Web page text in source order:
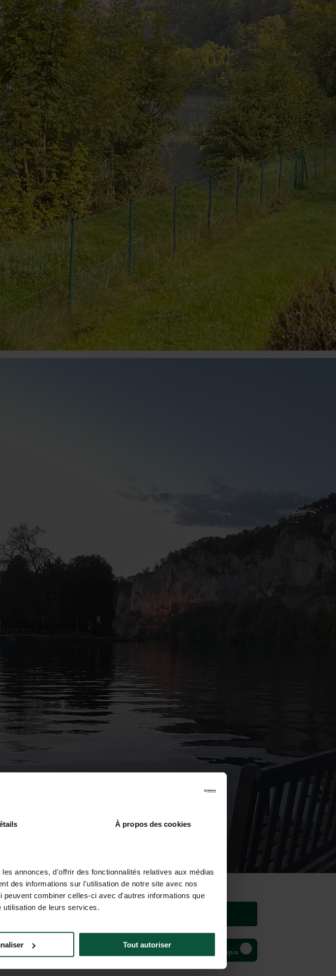
À propos des cookies
annonces, d'offrir des fonctionnalités relatives aux médias
des informations sur l'utilisation de notre site avec nos
combiner celles-ci avec d'autres informations que
de leurs services.
Tout autoriser
Bivouac Huttopia